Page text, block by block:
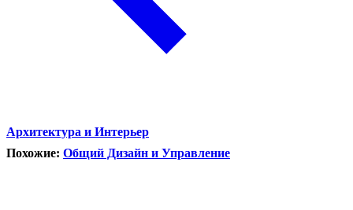
Архитектура и Интерьер
Похожие: Общий Дизайн и Управление